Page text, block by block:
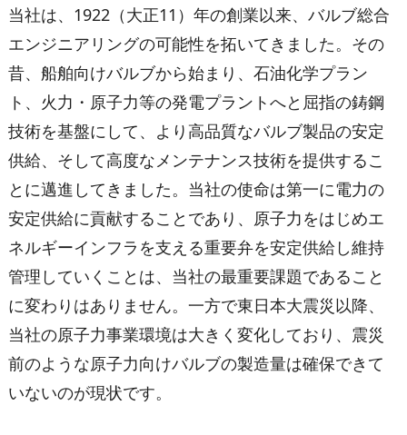
当社は、1922（大正11）年の創業以来、バルブ総合
エンジニアリングの可能性を拓いてきました。その
昔、船舶向けバルブから始まり、石油化学プラン
ト、火力・原子力等の発電プラントへと屈指の鋳鋼
技術を基盤にして、より高品質なバルブ製品の安定
供給、そして高度なメンテナンス技術を提供するこ
とに邁進してきました。当社の使命は第一に電力の
安定供給に貢献することであり、原子力をはじめエ
ネルギーインフラを支える重要弁を安定供給し維持
管理していくことは、当社の最重要課題であること
に変わりはありません。一方で東日本大震災以降、
当社の原子力事業環境は大きく変化しており、震災
前のような原子力向けバルブの製造量は確保できて
いないのが現状です。